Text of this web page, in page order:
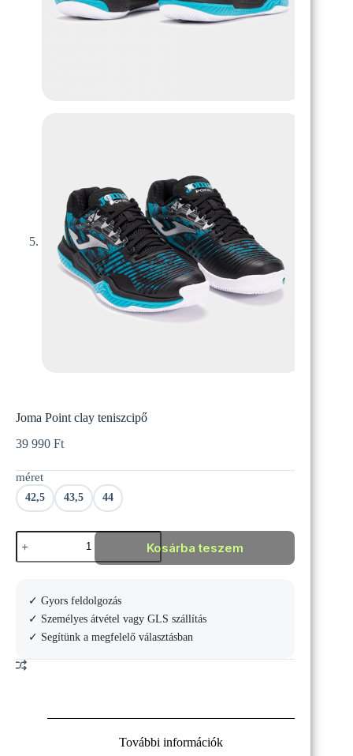
Joma Point clay teniszcipő
39 990 Ft
méret
42,5 43,5 44
Joma
Point
clay
Kosárba teszem
✓ Gyors feldolgozás
✓ Személyes átvétel vagy GLS szállítás
✓ Segítünk a megfelelő választásban
További információk